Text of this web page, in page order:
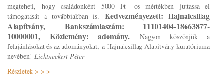
megteheti, hogy családonként 5000 Ft -os mértékben juttassa el
támogatását a továbbiakban is. Kedvezményezett: Hajnalcsillag
Alapítvány, Bankszámlaszám: 11101404-18663877-
10000001, Közlemény: adomány.
Nagyon köszönjük a
felajánlásokat és az adományokat, a Hajnalcsillag Alapítvány kuratóriuma
nevében! Lichtneckert Péter
Részletek > > >